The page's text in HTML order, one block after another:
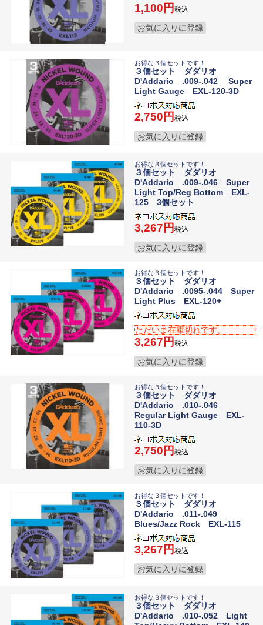
1,100 税込
お気に入りに登録
お得な３個セットです！
３個セット ダダリオ
D'Addario .009-.042 Super
Light Gauge EXL-120-3D
2,750 税込
お気に入りに登録
お得な３個セットです！
３個セット ダダリオ
D'Addario .009-.046 Super
Light Top/Reg Bottom EXL-
125 3個セット
3,267 税込
お気に入りに登録
お得な３個セットです！
３個セット ダダリオ
D'Addario .0095-.044 Super
Light Plus EXL-120+
ただいま在庫切れです。
3,267 税込
お気に入りに登録
お得な３個セットです！
３個セット ダダリオ
D'Addario .010-.046
Regular Light Gauge EXL-
110-3D
2,750 税込
お気に入りに登録
お得な３個セットです！
３個セット ダダリオ
D'Addario .011-.049
Blues/Jazz Rock EXL-115
3,267 税込
お気に入りに登録
お得な３個セットです！
３個セット ダダリオ
D'Addario .010-.052 Light